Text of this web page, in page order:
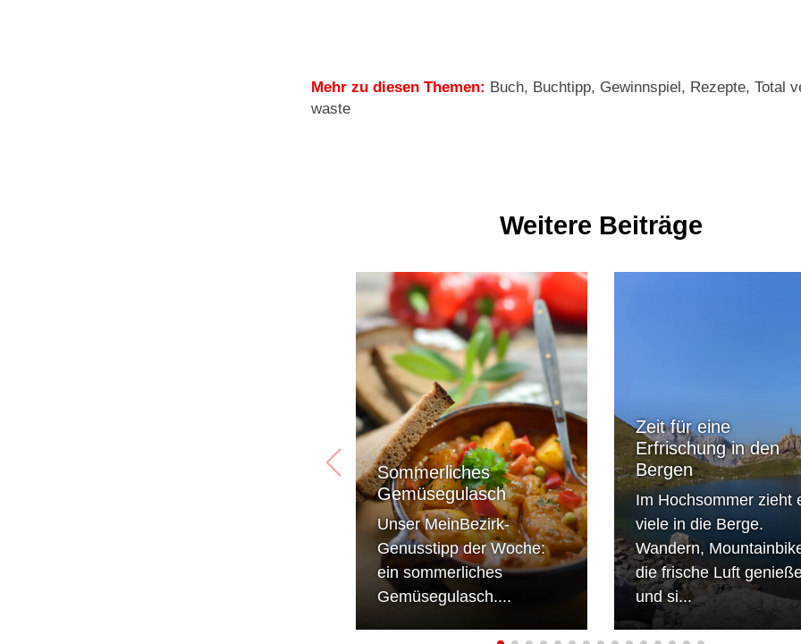
Mehr zu diesen Themen: Buch, Buchtipp, Gewinnspiel, Rezepte, Total
waste
Weitere Beiträge
Sommerliches
Gemüsegulasch
Unser MeinBezirk-
Genusstipp der Woche:
ein sommerliches
Gemüsegulasch....
Zeit für eine
Erfrischung in den
Bergen
Im Hochsommer zieht
viele in die Berge.
Wandern,
die frische Luft
und si...